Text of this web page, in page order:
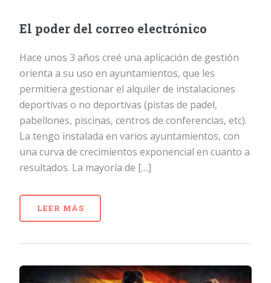
El poder del correo electrónico
Hace unos 3 años creé una aplicación de gestión
orienta a su uso en ayuntamientos, que les
permitiera gestionar el alquiler de instalaciones
deportivas o no deportivas (pistas de padel,
pabellones, piscinas, centros de conferencias, etc).
La tengo instalada en varios ayuntamientos, con
una curva de crecimientos exponencial en cuanto a
resultados. La mayoría de […]
LEER MÁS